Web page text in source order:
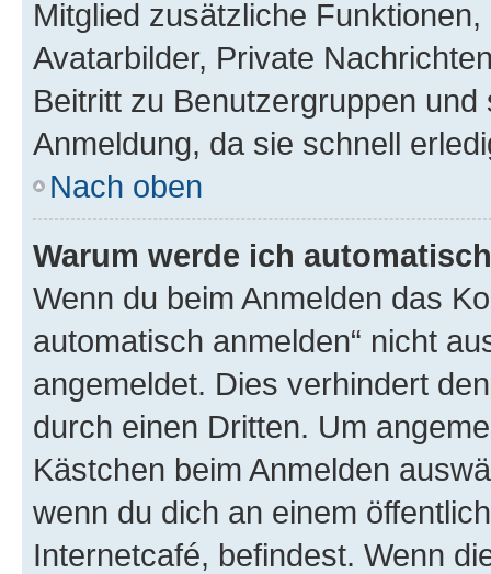
Mitglied zusätzliche
Avatarbilder, Private
Beitritt zu Benutzergruppen
Anmeldung, da sie schnell
Nach oben
Warum werde ich
Wenn du beim Anmelden das
automatisch anmelden“ nicht
angemeldet. Dies verhindert
durch einen Dritten. Um
Kästchen beim Anmelden
wenn du dich an einem
Internetcafé, befindest. Wenn